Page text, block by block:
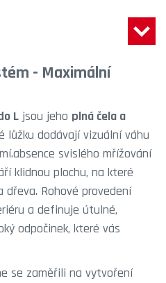
- Maximální
L jsou jeho plná čela a
lůžku dodávají vizuální váhu
svislého mřížování
klidnou plochu, na které
dřeva. Rohové provedení
a definuje útulné,
odpočinek, které vás
se zaměřili na vytvoření